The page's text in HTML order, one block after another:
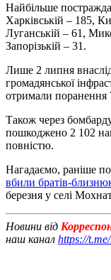
Найбільше
Харківській – 185,
Луганській – 61,
Запорізькій – 31.
Лише 2 липня
громадянської
отримали поранення
Також через
пошкоджено 2 102
повністю.
Нагадаємо, раніше
вбили братів-
березня у селі
Новини від
наш канал https://